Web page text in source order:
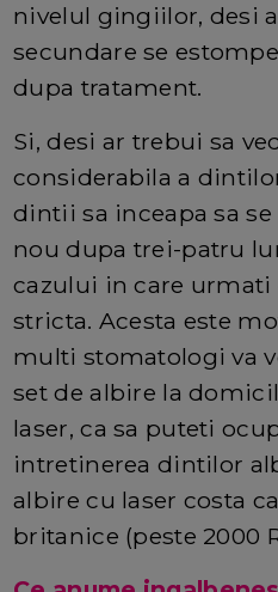
nivelul gingiilor, desi
secundare se
dupa tratament.
Si, desi ar trebui sa
considerabila a
dintii sa inceapa sa
nou dupa trei-patru
cazului in care urmati
stricta. Acesta este
multi stomatologi va
set de albire la
laser, ca sa puteti
intretinerea dintilor
albire cu laser costa
britanice (peste 2000